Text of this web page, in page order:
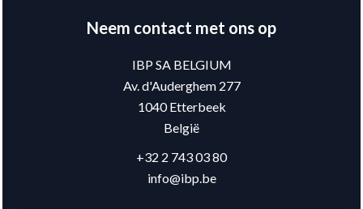
Neem contact met ons op
IBP SA BELGIUM
Av. d'Auderghem 277
1040Etterbeek
België
+32 2 743 03 80
info@ibp.be